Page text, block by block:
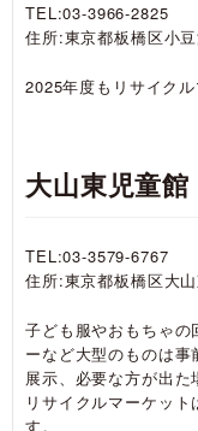
TEL:03-3966-2825
住所:東京都板橋区小
2025年度もリサイクル
大山東児童館
TEL:03-3579-6767
住所:東京都板橋区大
子ども服やおもちゃ
ーなど大型のものは
展示、必要な方が出た
リサイクルマーケッ
す。